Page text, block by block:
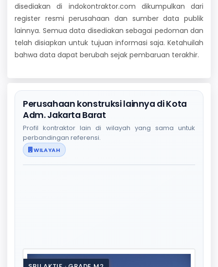
disediakan di indokontraktor.com dikumpulkan dari
register resmi perusahaan dan sumber data publik
lainnya. Semua data disediakan sebagai pedoman dan
telah disiapkan untuk tujuan informasi saja. Ketahuilah
bahwa data dapat berubah sejak pembaruan terakhir.
Perusahaan konstruksi lainnya di Kota
Adm. Jakarta Barat
Profil kontraktor lain di wilayah yang sama untuk
perbandingan referensi.
WILAYAH